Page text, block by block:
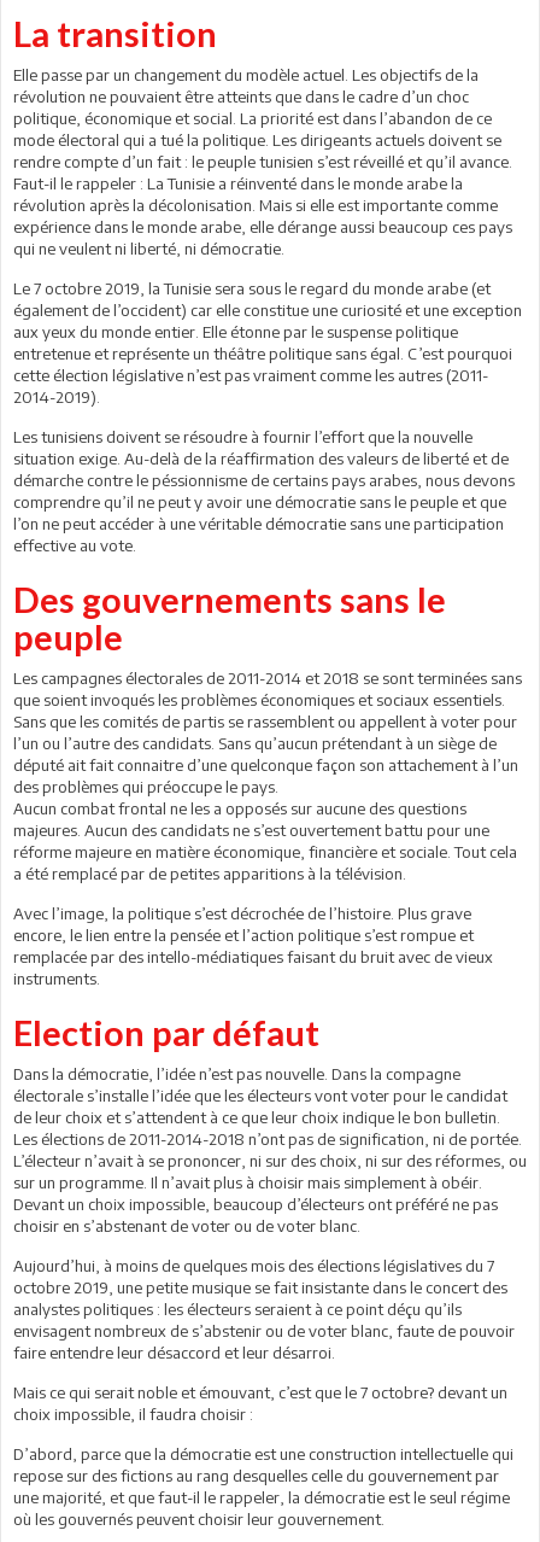
La transition
Elle passe par un changement du modèle actuel. Les objectifs de la
révolution ne pouvaient être atteints que dans le cadre d’un choc
politique, économique et social. La priorité est dans l’abandon de ce
mode électoral qui a tué la politique. Les dirigeants actuels doivent se
rendre compte d’un fait : le peuple tunisien s’est réveillé et qu’il avance.
Faut-il le rappeler : La Tunisie a réinventé dans le monde arabe la
révolution après la décolonisation. Mais si elle est importante comme
expérience dans le monde arabe, elle dérange aussi beaucoup ces pays
qui ne veulent ni liberté, ni démocratie.
Le 7 octobre 2019, la Tunisie sera sous le regard du monde arabe (et
également de l’occident) car elle constitue une curiosité et une exception
aux yeux du monde entier. Elle étonne par le suspense politique
entretenue et représente un théâtre politique sans égal. C’est pourquoi
cette élection législative n’est pas vraiment comme les autres (2011-
2014-2019).
Les tunisiens doivent se résoudre à fournir l’effort que la nouvelle
situation exige. Au-delà de la réaffirmation des valeurs de liberté et de
démarche contre le péssionnisme de certains pays arabes, nous devons
comprendre qu’il ne peut y avoir une démocratie sans le peuple et que
l’on ne peut accéder à une véritable démocratie sans une participation
effective au vote.
Des gouvernements sans le
peuple
Les campagnes électorales de 2011-2014 et 2018 se sont terminées sans
que soient invoqués les problèmes économiques et sociaux essentiels.
Sans que les comités de partis se rassemblent ou appellent à voter pour
l’un ou l’autre des candidats. Sans qu’aucun prétendant à un siège de
député ait fait connaitre d’une quelconque façon son attachement à l’un
des problèmes qui préoccupe le pays.
Aucun combat frontal ne les a opposés sur aucune des questions
majeures. Aucun des candidats ne s’est ouvertement battu pour une
réforme majeure en matière économique, financière et sociale. Tout cela
a été remplacé par de petites apparitions à la télévision.
Avec l’image, la politique s’est décrochée de l’histoire. Plus grave
encore, le lien entre la pensée et l’action politique s’est rompue et
remplacée par des intello-médiatiques faisant du bruit avec de vieux
instruments.
Election par défaut
Dans la démocratie, l’idée n’est pas nouvelle. Dans la compagne
électorale s’installe l’idée que les électeurs vont voter pour le candidat
de leur choix et s’attendent à ce que leur choix indique le bon bulletin.
Les élections de 2011-2014-2018 n’ont pas de signification, ni de portée.
L’électeur n’avait à se prononcer, ni sur des choix, ni sur des réformes, ou
sur un programme. Il n’avait plus à choisir mais simplement à obéir.
Devant un choix impossible, beaucoup d’électeurs ont préféré ne pas
choisir en s’abstenant de voter ou de voter blanc.
Aujourd’hui, à moins de quelques mois des élections législatives du 7
octobre 2019, une petite musique se fait insistante dans le concert des
analystes politiques : les électeurs seraient à ce point déçu qu’ils
envisagent nombreux de s’abstenir ou de voter blanc, faute de pouvoir
faire entendre leur désaccord et leur désarroi.
Mais ce qui serait noble et émouvant, c’est que le 7 octobre? devant un
choix impossible, il faudra choisir :
D’abord, parce que la démocratie est une construction intellectuelle qui
repose sur des fictions au rang desquelles celle du gouvernement par
une majorité, et que faut-il le rappeler, la démocratie est le seul régime
où les gouvernés peuvent choisir leur gouvernement.